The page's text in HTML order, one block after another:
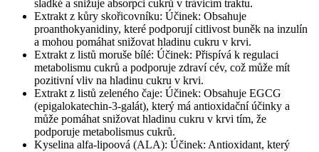
sladké a snižuje absorpci cukrů v trávicím traktu.
Extrakt z kůry skořicovníku: Účinek: Obsahuje
proanthokyanidiny, které podporují citlivost buněk na inzulín
a mohou pomáhat snižovat hladinu cukru v krvi.
Extrakt z listů moruše bílé: Účinek: Přispívá k regulaci
metabolismu cukrů a podporuje zdraví cév, což může mít
pozitivní vliv na hladinu cukru v krvi.
Extrakt z listů zeleného čaje: Účinek: Obsahuje EGCG
(epigalokatechin-3-galát), který má antioxidační účinky a
může pomáhat snižovat hladinu cukru v krvi tím, že
podporuje metabolismus cukrů.
Kyselina alfa-lipoová (ALA): Účinek: Antioxidant, který